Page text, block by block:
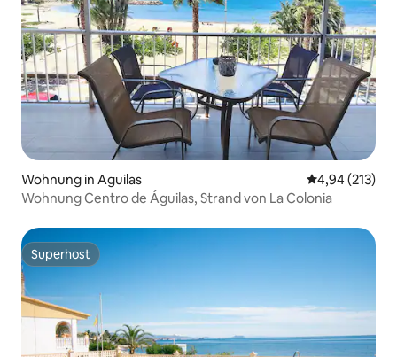
Wohnung in Aguilas
4,94 (213)
Wohnung Centro de Águilas, Strand von La Colonia
Superhost
Superhost